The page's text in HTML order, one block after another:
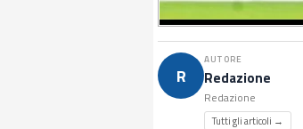
R
AUTORE
Redazione
Redazione
Tutti gli articoli →